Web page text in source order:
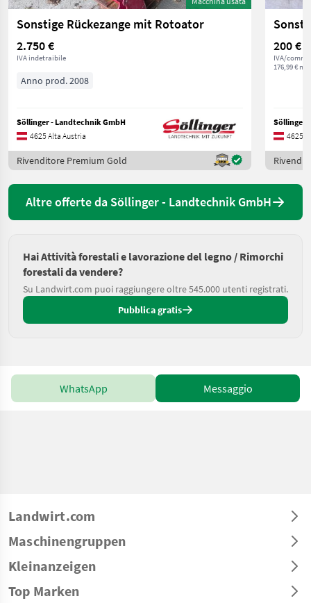
Sonstige Rückezange mit Rotoator
2.750 €
IVA indetraibile
Anno prod. 2008
Söllinger - Landtechnik GmbH
4625 Alta Austria
Rivenditore Premium Gold
200 €
IVA/
176,99 €
Söllinger
4625
Altre offerte da Söllinger - Landtechnik GmbH
Hai Attività forestali e lavorazione del legno / Rimorchi
forestali da vendere?
Su Landwirt.com puoi raggiungere oltre 545.000 utenti registrati.
Pubblica gratis
WhatsApp Messaggio
Landwirt.com
Maschinengruppen
Kleinanzeigen
Top Marken